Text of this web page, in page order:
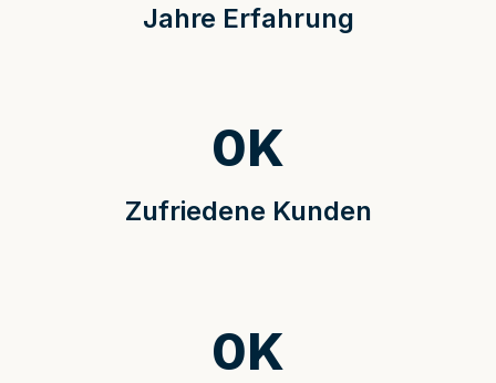
Jahre Erfahrung
Zufriedene Kunden
0K
0K